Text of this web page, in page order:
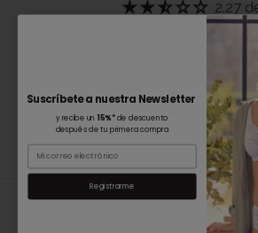
Suscríbete a nuestra Newsletter
y recibe un 15%*de descuento
después de tu primera compra
Registrarme